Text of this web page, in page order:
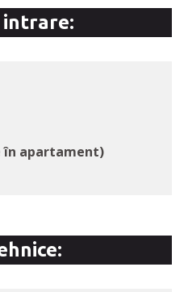
intrare:
în apartament)